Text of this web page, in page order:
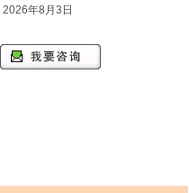
2026年8月3日